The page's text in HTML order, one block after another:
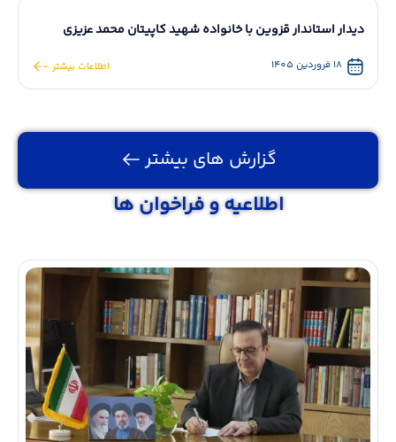
دیدار استاندار قزوین با خانواده شهید کاپیتان محمد عزیزی
18 فروردین 1405 اطلاعات بیشتر
گزارش های بیشتر
اطلاعیه و فراخوان ها